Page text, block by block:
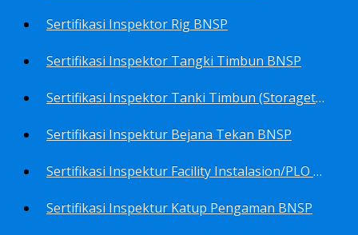
Sertifikasi Inspektor Rig BNSP
Sertifikasi Inspektor Tangki Timbun BNSP
Sertifikasi Inspektor Tanki Timbun (Storagetank Inspector) BNSP
Sertifikasi Inspektur Bejana Tekan BNSP
Sertifikasi Inspektur Facility Instalasion/PLO BNSP
Sertifikasi Inspektur Katup Pengaman BNSP